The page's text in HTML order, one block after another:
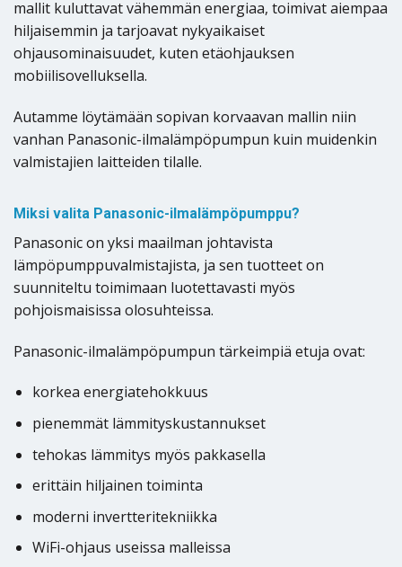
mallit kuluttavat vähemmän energiaa, toimivat aiempaa
hiljaisemmin ja tarjoavat nykyaikaiset
ohjausominaisuudet, kuten etäohjauksen
mobiilisovelluksella.
Autamme löytämään sopivan korvaavan mallin niin
vanhan Panasonic-ilmalämpöpumpun kuin muidenkin
valmistajien laitteiden tilalle.
Miksi valita Panasonic-ilmalämpöpumppu?
Panasonic on yksi maailman johtavista
lämpöpumppuvalmistajista, ja sen tuotteet on
suunniteltu toimimaan luotettavasti myös
pohjoismaisissa olosuhteissa.
Panasonic-ilmalämpöpumpun tärkeimpiä etuja ovat:
korkea energiatehokkuus
pienemmät lämmityskustannukset
tehokas lämmitys myös pakkasella
erittäin hiljainen toiminta
moderni invertteritekniikka
WiFi-ohjaus useissa malleissa